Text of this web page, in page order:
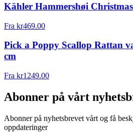
Kähler Hammershøi Christmas
Fra kr469.00
Pick a Poppy Scallop Rattan
cm
Fra kr1249.00
Abonner på vårt
Abonner på nyhetsbrevet vårt og få
oppdateringer